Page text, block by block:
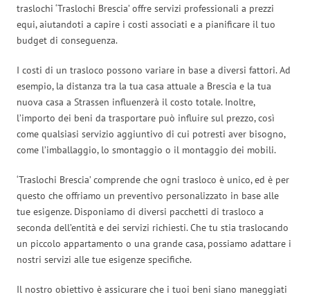
traslochi ‘Traslochi Brescia’ offre servizi professionali a prezzi
equi, aiutandoti a capire i costi associati e a pianificare il tuo
budget di conseguenza.
I costi di un trasloco possono variare in base a diversi fattori. Ad
esempio, la distanza tra la tua casa attuale a Brescia e la tua
nuova casa a Strassen influenzerà il costo totale. Inoltre,
l’importo dei beni da trasportare può influire sul prezzo, così
come qualsiasi servizio aggiuntivo di cui potresti aver bisogno,
come l’imballaggio, lo smontaggio o il montaggio dei mobili.
‘Traslochi Brescia’ comprende che ogni trasloco è unico, ed è per
questo che offriamo un preventivo personalizzato in base alle
tue esigenze. Disponiamo di diversi pacchetti di trasloco a
seconda dell’entità e dei servizi richiesti. Che tu stia traslocando
un piccolo appartamento o una grande casa, possiamo adattare i
nostri servizi alle tue esigenze specifiche.
Il nostro obiettivo è assicurare che i tuoi beni siano maneggiati